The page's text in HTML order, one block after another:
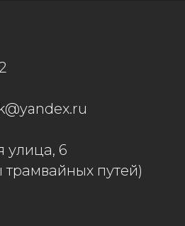
улица, 6
трамвайных путей)